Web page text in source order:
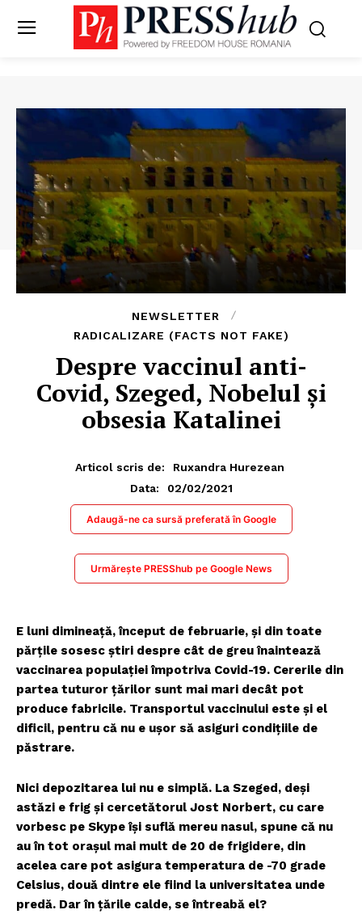
NEWSLETTER
RADICALIZARE (FACTS NOT FAKE)
Despre vaccinul anti-
Covid, Szeged, Nobelul și
obsesia Katalinei
Articol scris de:
Ruxandra Hurezean
Data:
02/02/2021
Adaugă-ne ca sursă preferată în Google
Urmărește PRESShub pe Google News
E luni dimineață, început de februarie, și din toate
părțile sosesc știri despre cât de greu înaintează
vaccinarea populației împotriva Covid-19. Cererile din
partea tuturor țărilor sunt mai mari decât pot
produce fabricile. Transportul vaccinului este și el
dificil, pentru că nu e ușor să asiguri condițiile de
păstrare.
Nici depozitarea lui nu e simplă. La Szeged, deși
astăzi e frig și cercetătorul Jost Norbert, cu care
vorbesc pe Skype își suflă mereu nasul, spune că nu
au în tot orașul mai mult de 20 de frigidere, din
acelea care pot asigura temperatura de -70 grade
Celsius, două dintre ele fiind la universitatea unde
predă. Dar în țările calde, se întreabă el?